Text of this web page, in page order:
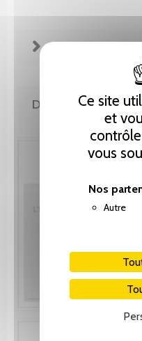
Ce site
et
vous
Nos
Autre
FICHE
DE LA MÊME